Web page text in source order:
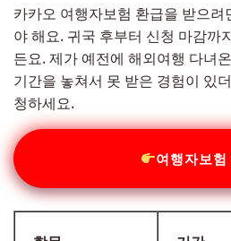
카카오 여행자보험 환급을 받으
야 해요. 귀국 후부터 신청 마감까
든요. 제가 예전에 해외여행 다녀
기간을 놓쳐서 못 받은 경험이 있
청하세요.
여행자보험